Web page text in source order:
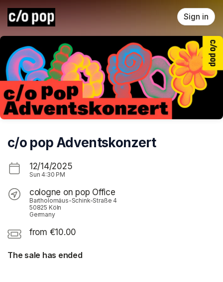
Skip header
Sign in
c/o pop Adventskonzert
12/14/2025
Sun 4:30 PM
cologne on pop Office
Bartholomäus-Schink-Straße 4
50825 Köln
Germany
from €10.00
The sale has ended